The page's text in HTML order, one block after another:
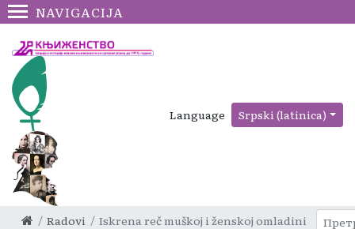
NAVIGACIJA
Language Srpski (latinica)
Radovi Iskrena reč muškoj i ženskoj omladini